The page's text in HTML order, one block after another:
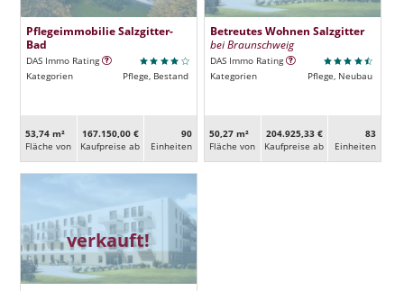
Pflegeimmobilie Salzgitter-
Bad
DAS Immo Rating
Kategorien
Pflege, Bestand
53,74 m²
Fläche von
167.150,00 €
Kaufpreise ab
90
Ein­heiten
Betreutes Wohnen Salzgitter
bei Braunschweig
DAS Immo Rating
Kategorien
Pflege, Neubau
50,27 m²
Fläche von
204.925,33 €
Kaufpreise ab
83
Ein­heiten
verkauft!